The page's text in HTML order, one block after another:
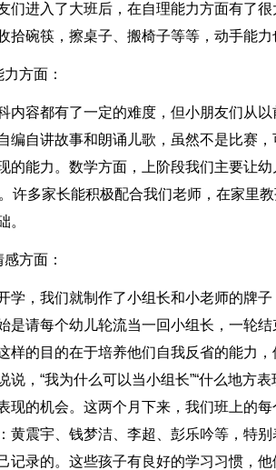
们进入了大班后，在自理能力方面有了
拾碗筷，擦桌子、搬椅子等等，动手能
方面：
内容都有了一定的难度，但小朋友们从
编自讲故事和朗诵儿歌，虽然不是比赛
的能力。数学方面，上阶段我们主要让
许多家长能积极配合我们老师，在家里
。
方面：
学，我们就制作了小组长和小老师的牌
是请每个幼儿轮流当一回小组长，一轮
样的目的在于培养他们自我反省的能力
说，“我为什么可以当小组长”“什么地方
现的机会。这两个月下来，我们班上的
黄震宇、钱梦洁、李超、彭乐吟等，特
记录的。这些孩子有良好的学习习惯，